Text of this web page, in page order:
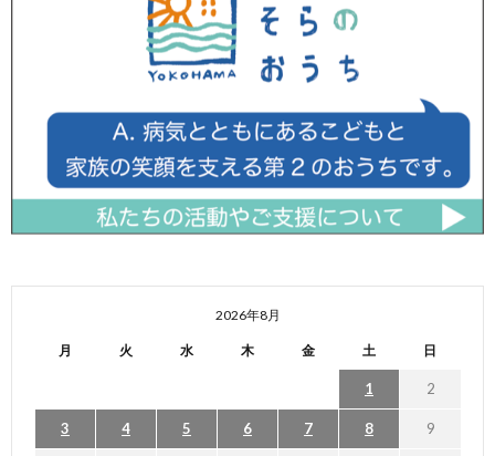
2026年8月
月 火 水 木 金 土 日
1 2
3 4 5 6 7 8 9